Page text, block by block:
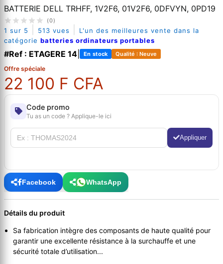
BATTERIE DELL TRHFF, 1V2F6, 01V2F6, 0DFVYN, 0PD19
(0)
1 sur 5 513 vues
L'un des meilleures vente dans la
catégorie batteries ordinateurs portables
#Ref : ETAGERE 14 En stock Qualité : Neuve
Offre spéciale
22 100 F CFA
Code promo
Tu as un code ? Applique-le ici
Appliquer
Facebook WhatsApp
Détails du produit
Sa fabrication intègre des composants de haute qualité pour
garantir une excellente résistance à la surchauffe et une
sécurité totale d’utilisation...